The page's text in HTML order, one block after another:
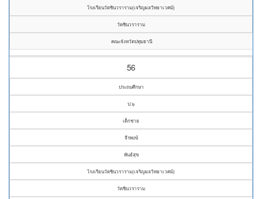
โรงเรียนวัดชินวราราม(เจริญผลวิทยาเวศม์)
วัดชินวราราม
คณะจังหวัดปทุมธานี
56
ประถมศึกษา
ป.๖
เด็กชาย
จีรพงษ์
พันธ์สุข
โรงเรียนวัดชินวราราม(เจริญผลวิทยาเวศม์)
วัดชินวราราม